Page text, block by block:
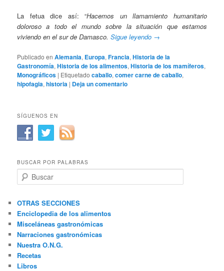
La fetua dice así: “Hacemos un llamamiento humanitario
doloroso a todo el mundo sobre la situación que estamos
viviendo en el sur de Damasco.Sigue leyendo →
Publicado en Alemania, Europa,Francia,Historia de la
Gastronomía,Historia de los alimentos,Historia de los mamíferos,
Monográficos | Etiquetado caballo,comer carne de caballo,
hipofagia,historia | Deja un comentario
SÍGUENOS EN
BUSCAR POR PALABRAS
u
c
a
r
OTRAS SECCIONES
Enciclopedia de los alimentos
Misceláneas gastronómicas
Narraciones gastronómicas
Nuestra O.N.G.
Recetas
Libros